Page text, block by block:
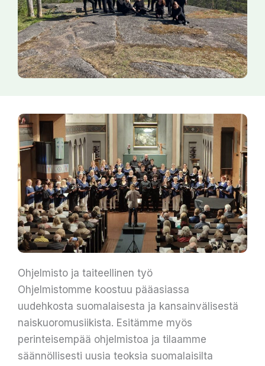
Ohjelmisto ja taiteellinen työ
Ohjelmistomme koostuu pääasiassa
uudehkosta suomalaisesta ja kansainvälisestä
naiskuoromusiikista. Esitämme myös
perinteisempää ohjelmistoa ja tilaamme
säännöllisesti uusia teoksia suomalaisilta